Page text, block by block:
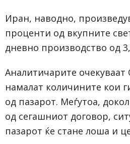
Иран, наводно,
проценти од вкупните
дневно производство од
Аналитичарите очекуваат
намалат количините кои
од пазарот. Меѓутоа,
од сегашниот договор,
пазарот ќе стане лоша и